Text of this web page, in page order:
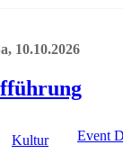
10.10.2026
Kultur Event